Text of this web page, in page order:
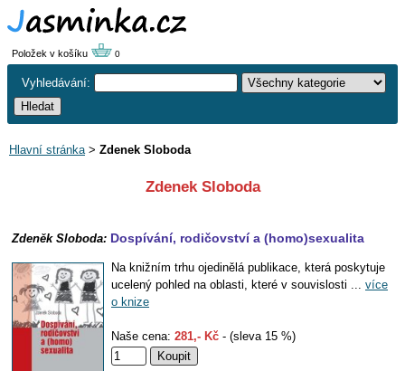
Položek v košíku 0
Vyhledávání:
Hlavní stránka> Zdenek Sloboda
Zdenek Sloboda
Zdeněk Sloboda: Dospívání, rodičovství a (homo)sexualita
Na knižním trhu ojedinělá publikace, která poskytuje
ucelený pohled na oblasti, které v souvislosti ... více
o knize
Naše cena: 281,- Kč - (sleva 15 %)